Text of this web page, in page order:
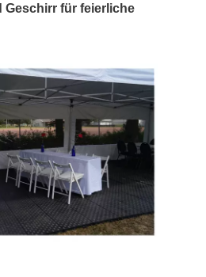
Geschirr für feierliche